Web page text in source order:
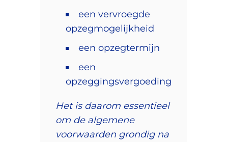
een vervroegde
opzegmogelijkheid
een opzegtermijn
een
opzeggingsvergoeding
Het is daarom essentieel
om de algemene
voorwaarden grondig na